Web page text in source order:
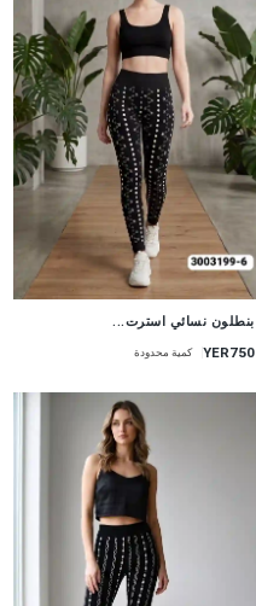
بنطلون نسائي استرت...
YER750 كمية محدودة